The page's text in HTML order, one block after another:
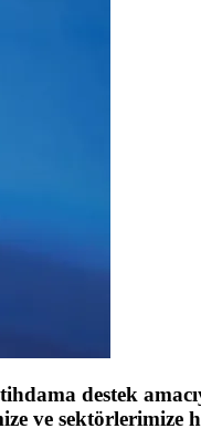
destek
ve sektörlerimize